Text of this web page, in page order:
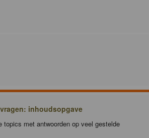
inhoudsopgave
topics met antwoorden op veel gestelde